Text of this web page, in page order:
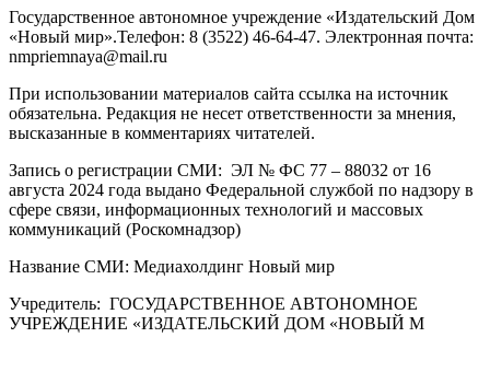
Государственное автономное учреждение «Издательский Дом
«Новый мир».Телефон: 8 (3522) 46-64-47. Электронная почта:
nmpriemnaya@mail.ru
При использовании материалов сайта ссылка на источник
обязательна. Редакция не несет ответственности за мнения,
высказанные в комментариях читателей.
Запись о регистрации СМИ: ЭЛ № ФС 77 – 88032 от 16
августа 2024 года выдано Федеральной службой по надзору в
сфере связи, информационных технологий и массовых
коммуникаций (Роскомнадзор)
Название СМИ: Медиахолдинг Новый мир
Учредитель: ГОСУДАРСТВЕННОЕ АВТОНОМНОЕ
УЧРЕЖДЕНИЕ «ИЗДАТЕЛЬСКИЙ ДОМ «НОВЫЙ М